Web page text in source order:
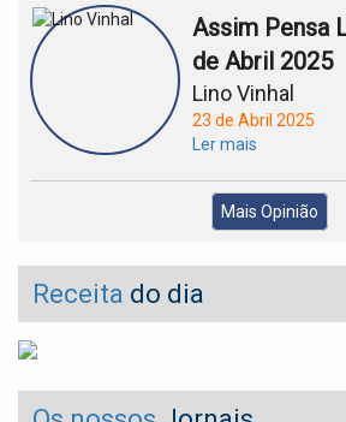
Assim Pensa
de Abril 2025
Lino Vinhal
23 de Abril 2025
Ler mais
Mais Opinião
Receita do dia